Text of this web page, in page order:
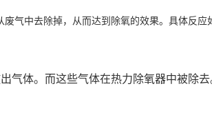
气中去除掉，从而达到除氧的效果。具体反应
气体。而这些气体在热力除氧器中被除